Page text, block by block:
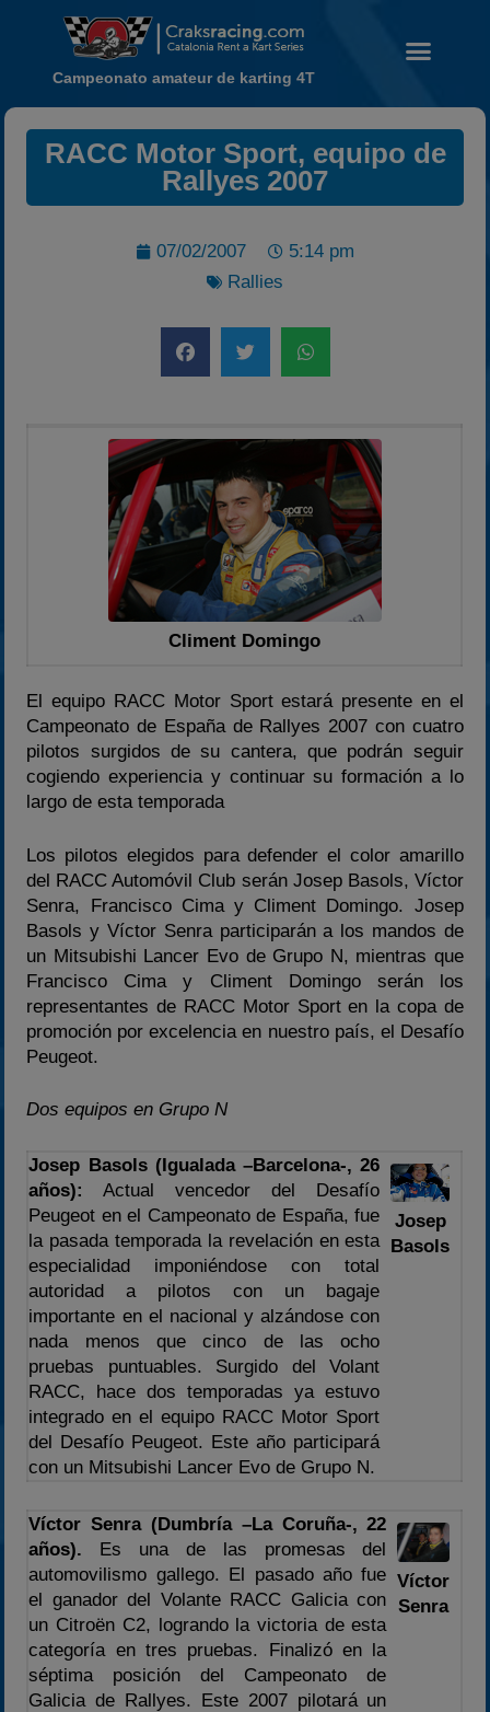
Noticias
Temporada 2026
Campeonato
2022
2023
2024
Estadísticas
Preguntas Frecuentes
Campeonato amateur de karting 4T
RACC Motor Sport, equipo de
Rallyes 2007
07/02/2007
5:14 pm
Rallies
Climent Domingo
El equipo RACC Motor Sport estará presente en el
Campeonato de España de Rallyes 2007 con cuatro
pilotos surgidos de su cantera, que podrán seguir
cogiendo experiencia y continuar su formación a lo
largo de esta temporada
Los pilotos elegidos para defender el color amarillo
del RACC Automóvil Club serán Josep Basols, Víctor
Senra, Francisco Cima y Climent Domingo. Josep
Basols y Víctor Senra participarán a los mandos de
un Mitsubishi Lancer Evo de Grupo N, mientras que
Francisco Cima y Climent Domingo serán los
representantes de RACC Motor Sport en la copa de
promoción por excelencia en nuestro país, el Desafío
Peugeot.
Dos equipos en Grupo N
Josep Basols (Igualada –Barcelona-, 26
años):
Actual vencedor del Desafío
Peugeot en el Campeonato de España, fue
la pasada temporada la revelación en esta
especialidad imponiéndose con total
autoridad a pilotos con un bagaje
importante en el nacional y alzándose con
nada menos que cinco de las ocho
pruebas puntuables. Surgido del Volant
RACC, hace dos temporadas ya estuvo
integrado en el equipo RACC Motor Sport
del Desafío Peugeot. Este año participará
con un Mitsubishi Lancer Evo de Grupo N.
Josep
Basols
Víctor Senra (Dumbría –La Coruña-, 22
años). Es una de las promesas del
automovilismo gallego. El pasado año fue
el ganador del Volante RACC Galicia con
un Citroën C2, logrando la victoria de esta
categoría en tres pruebas. Finalizó en la
séptima posición del Campeonato de
Galicia de Rallyes. Este 2007 pilotará un
Víctor
Senra